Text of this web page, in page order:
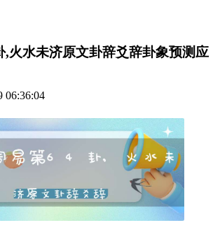
,火水未济原文卦辞爻辞卦象预测应
06:36:04